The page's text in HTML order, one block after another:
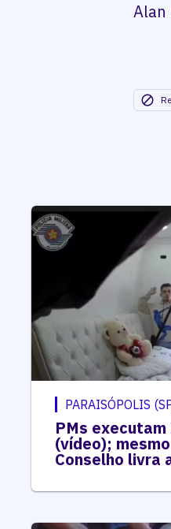
Alan
PARAISÓPOLIS
PMs
(vídeo);
Conselho livra